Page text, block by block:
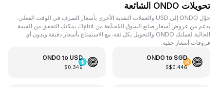
تحويلات ONDO الشائعة
حوِّل ONDO إلى USD والعملات النقدية الأخرى بأسعار الصرف في الوقت الفعلي.
بدعم من عروض أسعار صانع السوق المُجمَّعة من Bybit، يمكنك التحقق من القيمة
الحالية لعملتك ONDO والتحويل بكل ثقة، مع الاستمتاع بأسعار دقيقة وبدون أي
فروقات أسعار خفية.
ONDO to SGD
S$0.446
ONDO to USD
$0.349